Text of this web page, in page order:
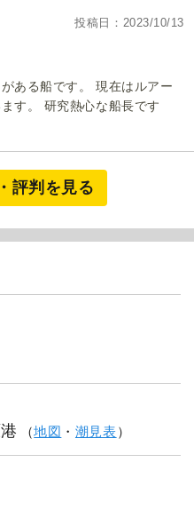
投稿日 2023/10/13
ある船です。 現在はルアー
す。 研究熱心な船長です
評判を見る
（地図 ・ 潮見表）